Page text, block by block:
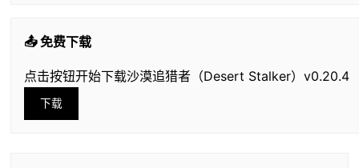
📤 免费下载
点击按钮开始下载沙漠追猎者（Desert Stalker）v0.20.4
下载